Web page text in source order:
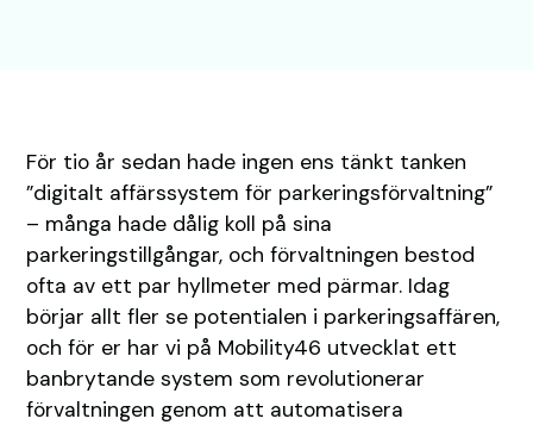
För tio år sedan hade ingen ens tänkt tanken
”digitalt affärssystem för parkeringsförvaltning”
– många hade dålig koll på sina
parkeringstillgångar, och förvaltningen bestod
ofta av ett par hyllmeter med pärmar. Idag
börjar allt fler se potentialen i parkeringsaffären,
och för er har vi på Mobility46 utvecklat ett
banbrytande system som revolutionerar
förvaltningen genom att automatisera